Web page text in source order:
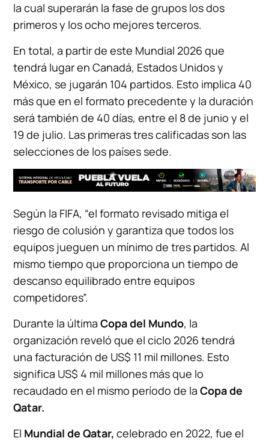
la cual superarán la fase de grupos los dos
primeros y los ocho mejores terceros.
En total, a partir de este Mundial 2026 que
tendrá lugar en Canadá, Estados Unidos y
México, se jugarán 104 partidos. Esto implica 40
más que en el formato precedente y la duración
será también de 40 días, entre el 8 de junio y el
19 de julio. Las primeras tres calificadas son las
selecciones de los países sede.
Según la FIFA, “el formato revisado mitiga el
riesgo de colusión y garantiza que todos los
equipos jueguen un mínimo de tres partidos. Al
mismo tiempo que proporciona un tiempo de
descanso equilibrado entre equipos
competidores”.
Durante la últimaCopa del Mundo, la
organización reveló que el ciclo 2026 tendrá
una facturación de US$ 11 mil millones. Esto
significa US$ 4 mil millones más que lo
recaudado en el mismo período de laCopa de
Qatar.
El Mundial de Qatar, celebrado en 2022, fue el